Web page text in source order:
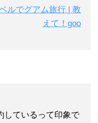
ルでグアム旅行 | 教
えて！goo
しているって印象で